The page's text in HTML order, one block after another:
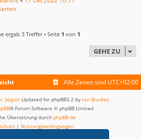
ergab 3 Treffer • Seite 1 von 1
GEHE ZU
Alle Zeiten sind UTC+02:00
Seguin Updated for phpBB3.2 by Ian Bradley
® Forum Software © phpBB Limited
Übersetzung durch phpBB.de
| Nutzungsbedingungen